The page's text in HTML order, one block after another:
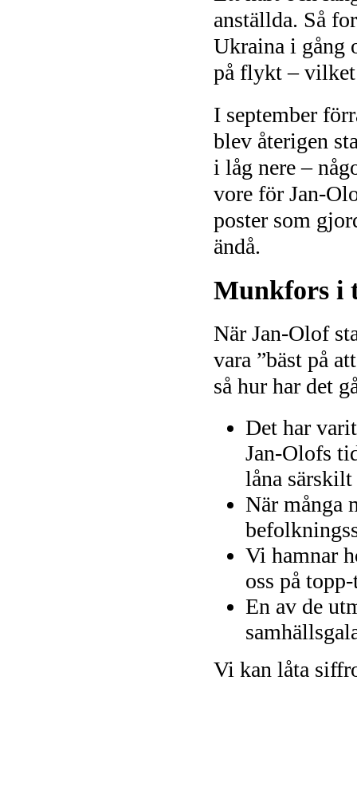
anställda. Så
Ukraina i gång
på flykt –
I september
blev återigen
i låg nere –
vore för Jan-
poster som
ändå.
Munkfors i
När Jan-Olof
vara ”bäst på
så hur har det
Det har
Jan-Olofs
låna
När många
Vi hamnar
oss på
En av de
Vi kan låta